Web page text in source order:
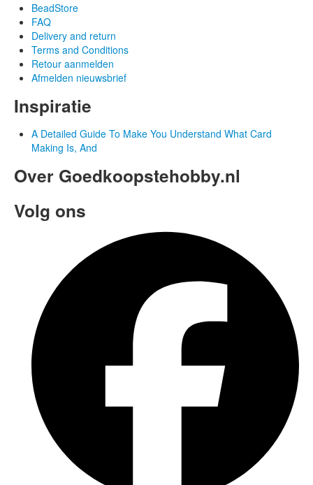
BeadStore
FAQ
Delivery and return
Terms and Conditions
Retour aanmelden
Afmelden nieuwsbrief
Inspiratie
A Detailed Guide To Make You Understand What Card
Making Is, And
Over Goedkoopstehobby.nl
Volg ons